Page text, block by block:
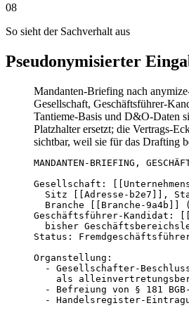
08
So sieht der Sachverhalt aus
Pseudonymisierter
Mandanten-Briefing nach
Gesellschaft, Geschäftsführer-
Tantieme-Basis und D&O-Daten
Platzhalter ersetzt; die Vertrags-
sichtbar, weil sie für das Drafting
MANDANTEN-BRIEFING,
Gesellschaft:
Sitz [[Adresse-b2e7]],
Branche [[Branche-9a4b]]
Geschäftsführer-Kandidat:
bisher
Status:
Organstellung:
- Gesellschafter-
als
- Befreiung von § 181
- Handelsregister-